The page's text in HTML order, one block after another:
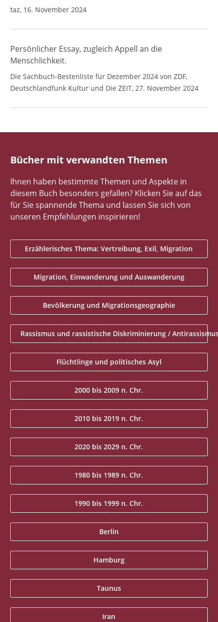
taz, 16. November 2024
Persönlicher Essay, zugleich Appell an die
Menschlichkeit.
Die Sachbuch-Bestenliste für Dezember 2024 von ZDF,
Deutschlandfunk Kultur und Die ZEIT, 27. November 2024
Bücher mit verwandten Themen
Ihnen haben bestimmte Themen und Aspekte in
diesem Buch besonders gefallen? Klicken Sie auf das
für Sie spannende Thema und lassen Sie sich von
unseren Empfehlungen inspirieren!
Erzählerisches Thema: Vertreibung, Exil, Migration
Migration, Einwanderung und Auswanderung
Bevölkerung und Migrationsgeographie
Rassismus und rassistische Diskriminierung /
Flüchtlinge und politisches Asyl
2000 bis 2009 n. Chr.
2010 bis 2019 n. Chr.
2020 bis 2029 n. Chr.
1980 bis 1989 n. Chr.
1990 bis 1999 n. Chr.
Berlin
Hamburg
Taunus
Iran